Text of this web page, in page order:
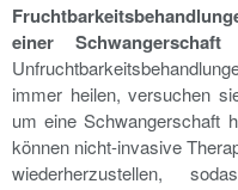
einer
immer heilen, versuchen
um eine Schwangerschaft
können nicht-invasive
wiederherzustellen,